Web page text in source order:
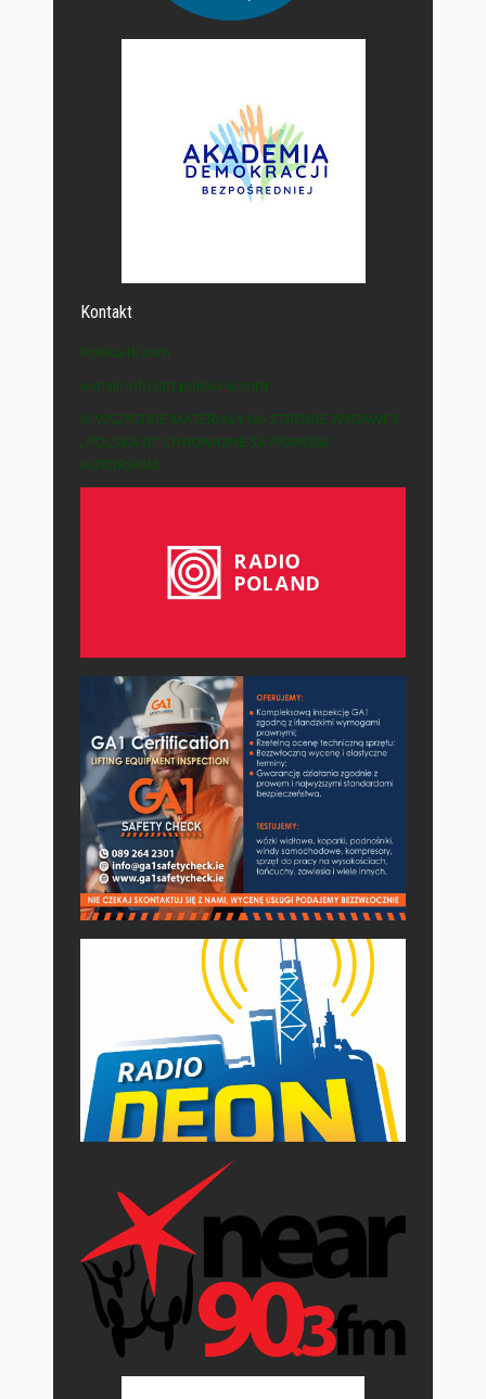
Kontakt
Polska-IE.com
e-mail: info (at) polska-ie.com
© WSZYSTKIE MATERIAŁY NA STRONIE WYDAWCY
„POLSKA-IE” CHRONIONE SĄ PRAWEM
AUTORSKIM.